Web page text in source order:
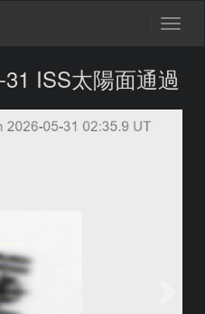
ISS太陽面通過